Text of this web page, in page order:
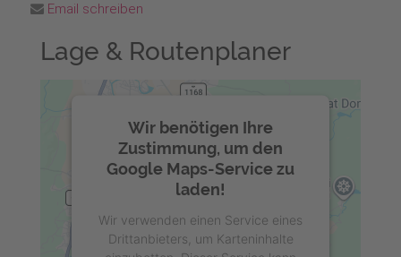
Email schreiben
Lage & Routenplaner
Wir benötigen Ihre
Zustimmung, um den
Google Maps-Service zu
laden!
Wir verwenden einen Service eines
Drittanbieters, um Karteninhalte